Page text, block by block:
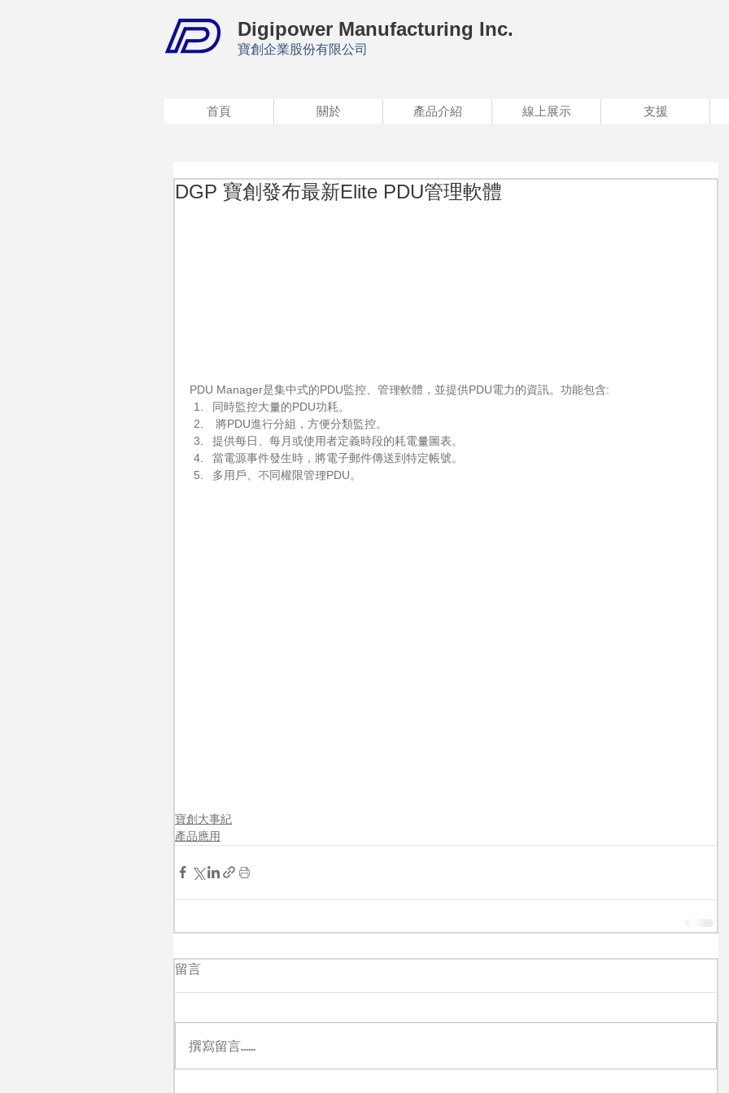
Digipower Manufacturing Inc.
寶創企業股份有限公司
首頁 關於 產品介紹 線上展示 支援
DGP 寶創發布最新Elite PDU管理軟體
PDU Manager是集中式的PDU監控、管理軟體，並提供PDU電力的資訊。功能包含:
同時監控大量的PDU功耗。
將PDU進行分組，方便分類監控。
提供每日、每月或使用者定義時段的耗電量圖表。
當電源事件發生時，將電子郵件傳送到特定帳號。
多用戶、不同權限管理PDU。
寶創大事紀
產品應用
留言
撰寫留言......